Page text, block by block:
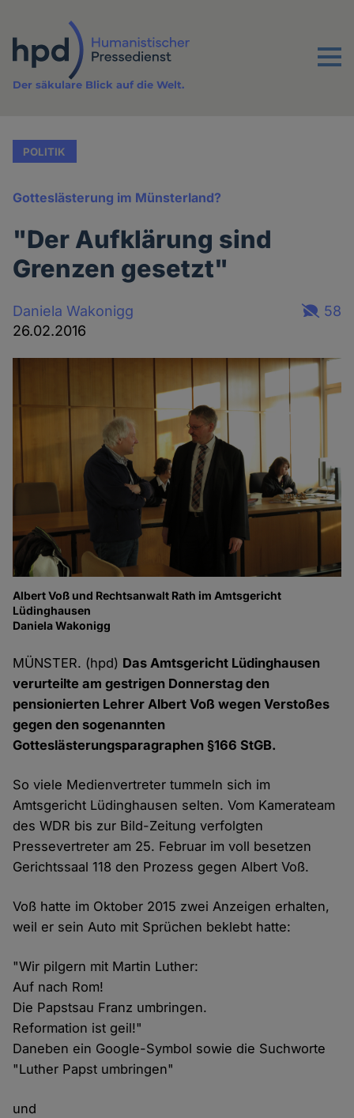
Inhalt
Menu
Der säkulare Blick auf die Welt.
POLITIK
Gotteslästerung im Münsterland?
"Der Aufklärung sind
Grenzen gesetzt"
Daniela Wakonigg
26.02.2016
58
Albert Voß und Rechtsanwalt Rath im Amtsgericht
Lüdinghausen
Daniela Wakonigg
MÜNSTER. (hpd) Das Amtsgericht Lüdinghausen
verurteilte am gestrigen Donnerstag den
pensionierten Lehrer Albert Voß wegen Verstoßes
gegen den sogenannten
Gotteslästerungsparagraphen §166 StGB.
So viele Medienvertreter tummeln sich im
Amtsgericht Lüdinghausen selten. Vom Kamerateam
des WDR bis zur Bild-Zeitung verfolgten
Pressevertreter am 25. Februar im voll besetzen
Gerichtssaal 118 den Prozess gegen Albert Voß.
Voß hatte im Oktober 2015 zwei Anzeigen erhalten,
weil er sein Auto mit Sprüchen beklebt hatte:
"Wir pilgern mit Martin Luther:
Auf nach Rom!
Die Papstsau Franz umbringen.
Reformation ist geil!"
Daneben ein Google-Symbol sowie die Suchworte
"Luther Papst umbringen"
und